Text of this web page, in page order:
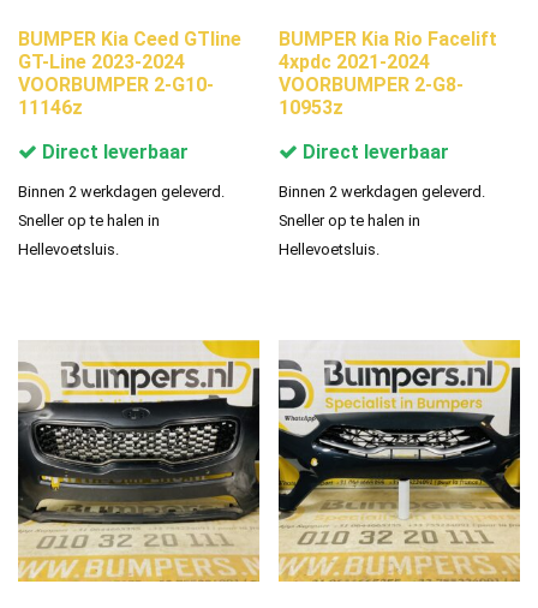
BUMPER Kia Ceed GTline
GT-Line 2023-2024
VOORBUMPER 2-G10-
11146z
Direct leverbaar
Binnen 2 werkdagen geleverd.
Sneller op te halen in
Hellevoetsluis.
BUMPER Kia Rio Facelift
4xpdc 2021-2024
VOORBUMPER 2-G8-
10953z
Direct leverbaar
Binnen 2 werkdagen geleverd.
Sneller op te halen in
Hellevoetsluis.